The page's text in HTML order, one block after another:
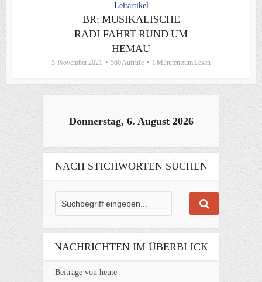
Leitartikel
BR: MUSIKALISCHE
RADLFAHRT RUND UM
HEMAU
5. November 2021 560 Aufrufe 1 Minuten zum Lesen
Donnerstag, 6. August 2026
NACH STICHWORTEN SUCHEN
NACHRICHTEN IM ÜBERBLICK
Beiträge von heute